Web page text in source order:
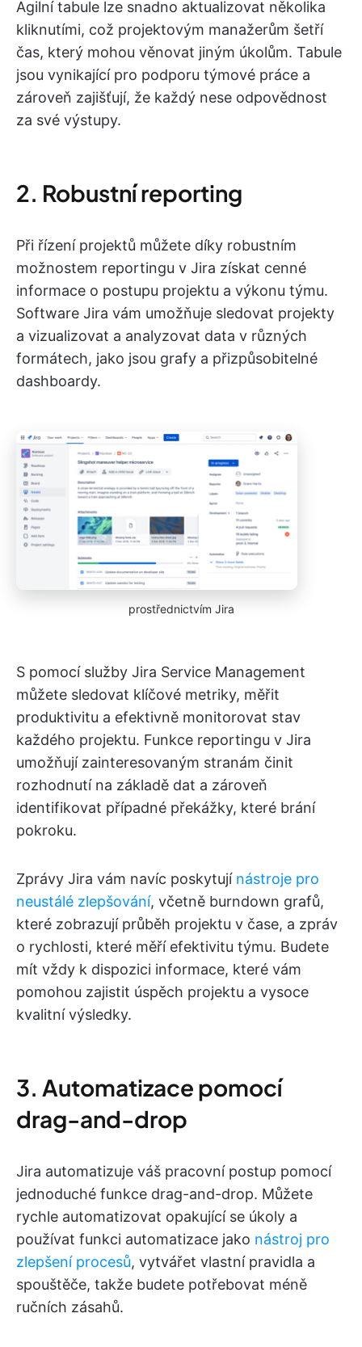
Agilní tabule lze snadno aktualizovat několika
kliknutími, což projektovým manažerům šetří
čas, který mohou věnovat jiným úkolům. Tabule
jsou vynikající pro podporu týmové práce a
zároveň zajišťují, že každý nese odpovědnost
za své výstupy.
2. Robustní reporting
Při řízení projektů můžete díky robustním
možnostem reportingu v Jira získat cenné
informace o postupu projektu a výkonu týmu.
Software Jira vám umožňuje sledovat projekty
a vizualizovat a analyzovat data v různých
formátech, jako jsou grafy a přizpůsobitelné
dashboardy.
prostřednictvím Jira
S pomocí služby Jira Service Management
můžete sledovat klíčové metriky, měřit
produktivitu a efektivně monitorovat stav
každého projektu. Funkce reportingu v Jira
umožňují zainteresovaným stranám činit
rozhodnutí na základě dat a zároveň
identifikovat případné překážky, které brání
pokroku.
Zprávy Jira vám navíc poskytují nástroje pro
neustálé zlepšování, včetně burndown grafů,
které zobrazují průběh projektu v čase, a zpráv
o rychlosti, které měří efektivitu týmu. Budete
mít vždy k dispozici informace, které vám
pomohou zajistit úspěch projektu a vysoce
kvalitní výsledky.
3. Automatizace pomocí
drag-and-drop
Jira automatizuje váš pracovní postup pomocí
jednoduché funkce drag-and-drop. Můžete
rychle automatizovat opakující se úkoly a
používat funkci automatizace jako nástroj pro
zlepšení procesů, vytvářet vlastní pravidla a
spouštěče, takže budete potřebovat méně
ručních zásahů.